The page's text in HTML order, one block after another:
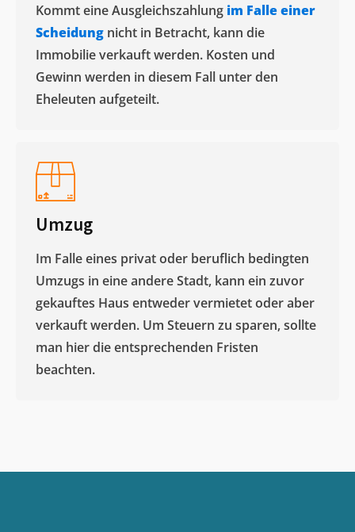
Kommt eine Ausgleichszahlung im Falle einer
Scheidung nicht in Betracht, kann die
Immobilie verkauft werden. Kosten und
Gewinn werden in diesem Fall unter den
Eheleuten aufgeteilt.​
Umzug
Im Falle eines privat oder beruflich bedingten
Umzugs in eine andere Stadt, kann ein zuvor
gekauftes Haus entweder vermietet oder aber
verkauft werden. Um Steuern zu sparen, sollte
man hier die entsprechenden Fristen
beachten.